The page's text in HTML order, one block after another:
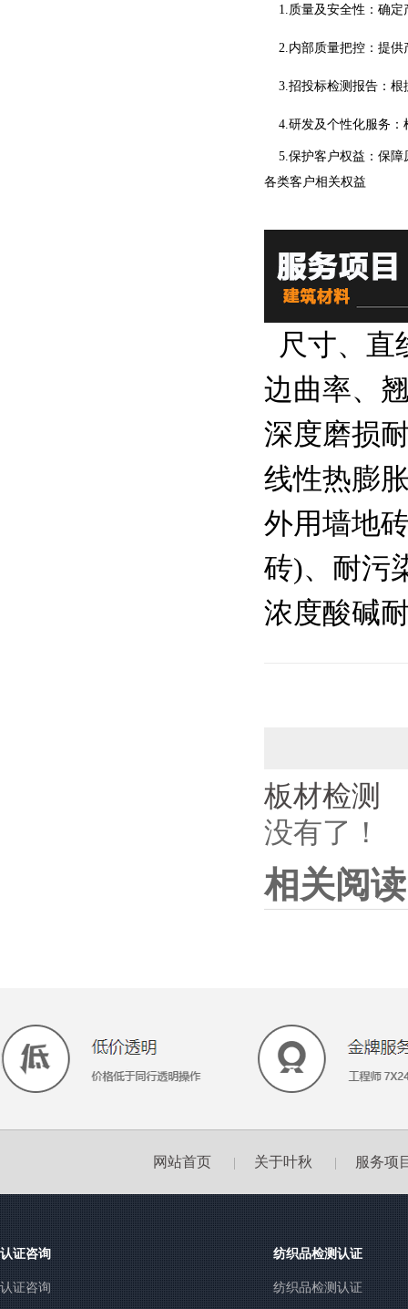
1.质量及安全性：确定
2.内部质量把控：提供
3.招投标检测报告：根
4.研发及个性化服务：
5.保护客户权益：保障
各类客户相关权益
尺寸、直
边曲率、
深度磨损
线性热膨
外用墙地
砖)、耐污
浓度酸碱
板材检测
没有了！
相关阅读
网站首页 关于叶秋 服务项
认证咨询
认证咨询
纺织品检测认证
纺织品检测认证